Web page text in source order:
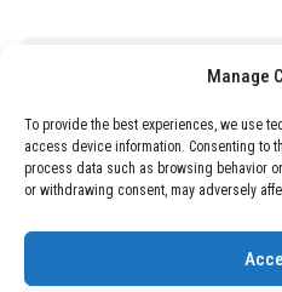
Manage
To provide the best experiences, we use
access device information. Consenting to
process data such as browsing behavior
or withdrawing consent, may adversely